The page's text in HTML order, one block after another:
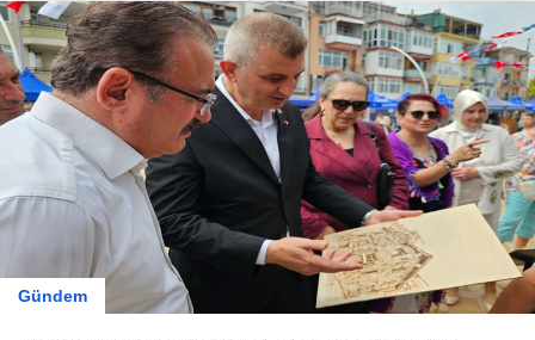
Gündem